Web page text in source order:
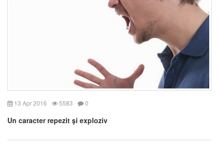
13 Apr 2016 5583 0
Un caracter repezit şi exploziv